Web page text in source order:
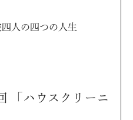
人の四つの人生
「ハウスクリーニ